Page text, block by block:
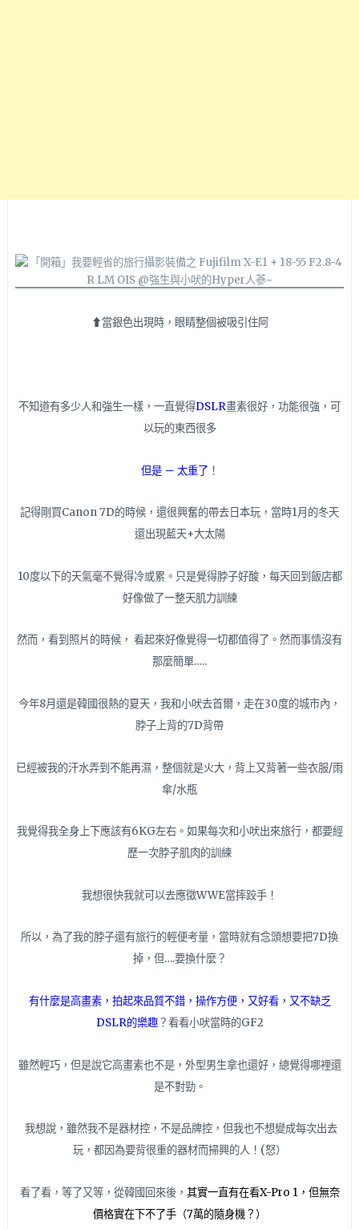
⬆當銀色出現時，眼睛整個被吸引住阿
不知道有多少人和強生一樣，一直覺得DSLR畫素很好，功能很強，可
以玩的東西很多
但是 － 太重了 ！
記得剛買Canon 7D的時候，還很興奮的帶去日本玩，當時1月的冬天
還出現藍天+大太陽
10度以下的天氣毫不覺得冷或累。只是覺得脖子好酸，每天回到飯店都
好像做了一整天肌力訓練
然而，看到照片的時候， 看起來好像覺得一切都值得了。然而事情沒有
那麼簡單…..
今年8月還是韓國很熱的夏天，我和小吠去首爾，走在30度的城市內，
脖子上背的7D背帶
已經被我的汗水弄到不能再濕，整個就是火大，背上又背著一些衣服/雨
傘/水瓶
我覺得我全身上下應該有6KG左右。如果每次和小吠出來旅行，都要經
歷一次脖子肌肉的訓練
我想很快我就可以去應徵WWE當摔跤手！
所以，為了我的脖子還有旅行的輕便考量，當時就有念頭想要把7D換
掉，但….要換什麼？
有什麼是高畫素，拍起來品質不錯，操作方便，又好看，又不缺乏
DSLR的樂趣？看看小吠當時的GF2
雖然輕巧，但是說它高畫素也不是，外型男生拿也還好，總覺得哪裡還
是不對勁。
我想說，雖然我不是器材控，不是品牌控，但我也不想變成每次出去
玩，都因為要背很重的器材而掃興的人！(怒）
看了看，等了又等，從韓國回來後， 其實一直有在看X-Pro 1，但無奈
價格實在下不了手（7萬的隨身機？）